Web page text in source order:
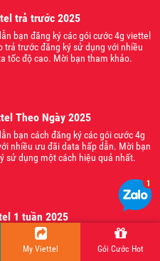
trả trước 2025
bạn đăng ký các gói cước 4g viettel
trả trước đăng ký sử dụng với nhiều
tốc độ cao. Mời bạn tham khảo.
Theo Ngày 2025
bạn cách đăng ký các gói cước 4g
nhiều ưu đãi data hấp dẫn. Mời bạn
sử dụng một cách hiệu quả nhất.
1 tuần 2025
bạn cách đăng ký các gói cước 4G
1 tuần với nhiều ưu đãi data 4G tốc
nhà mạng Viettel.
My Viettel Gói Cước Hot